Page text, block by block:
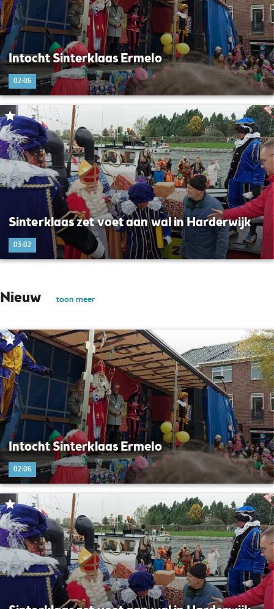
Intocht Sinterklaas Ermelo
02:06
Sinterklaas zet voet aan wal in Harderwijk
03:02
Nieuw toon meer
Intocht Sinterklaas Ermelo
02:06